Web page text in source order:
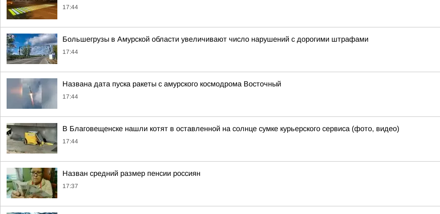
17:44
Большегрузы в Амурской области увеличивают число нарушений с дорогими штрафами
17:44
Названа дата пуска ракеты с амурского космодрома Восточный
17:44
В Благовещенске нашли котят в оставленной на солнце сумке курьерского сервиса (фото, видео)
17:44
Назван средний размер пенсии россиян
17:37